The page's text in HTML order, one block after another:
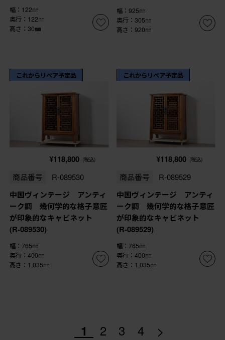
幅：122㎜
奥行：122㎜
高さ：30㎜
幅：925㎜
奥行：305㎜
高さ：920㎜
これからリペア予定品
¥118,800 (税込)
商品番号 R-089530
中国ヴィンテージ アンティ
ーク調 幾何学的な格子意匠
が印象的なキャビネット
(R-089530)
幅：765㎜
奥行：400㎜
高さ：1,035㎜
これからリペア予定品
¥118,800 (税込)
商品番号 R-089529
中国ヴィンテージ アンティ
ーク調 幾何学的な格子意匠
が印象的なキャビネット
(R-089529)
幅：765㎜
奥行：400㎜
高さ：1,035㎜
1 2 3 4 >